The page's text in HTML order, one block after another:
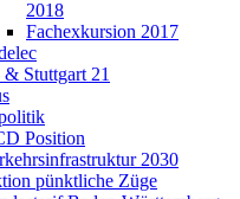
2018
Fachexkursion 2017
Stuttgart 21
Position
2030
pünktliche Züge